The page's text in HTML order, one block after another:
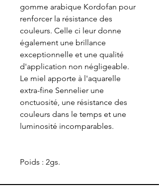
gomme arabique Kordofan pour
renforcer la résistance des
couleurs. Celle ci leur donne
également une brillance
exceptionnelle et une qualité
d'application non négligeable.
Le miel apporte à l'aquarelle
extra-fine Sennelier une
onctuosité, une résistance des
couleurs dans le temps et une
luminosité incomparables.
Poids : 2gs.